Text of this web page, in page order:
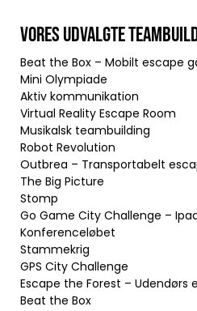
VORES UDVALGTE
Beat the Box – Mobilt escape
Mini Olympiade
Aktiv kommunikation
Virtual Reality Escape Room
Musikalsk teambuilding
Robot Revolution
Outbrea – Transportabelt
The Big Picture
Stomp
Go Game City Challenge –
Konferenceløbet
Stammekrig
GPS City Challenge
Escape the Forest – Udendørs
Beat the Box